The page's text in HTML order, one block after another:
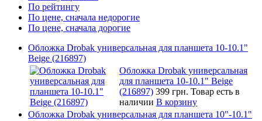
По рейтингу
По цене, сначала недорогие
По цене, сначала дорогие
Обложка Drobak универсальная для планшета 10-10.1"
Beige (216897)
Обложка Drobak универсальная
для планшета 10-10.1" Beige
(216897) 399 грн. Товар есть в
наличии В корзину
Обложка Drobak универсальная для планшета 10"-10.1"